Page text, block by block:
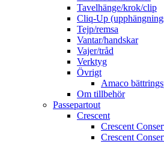
Tavelhänge/krok/clip
Cliq-Up
Tejp/remsa
Vantar/handskar
Vajer/tråd
Verktyg
Övrigt
Amaco
Om tillbehör
Passepartout
Crescent
Crescent
Crescent